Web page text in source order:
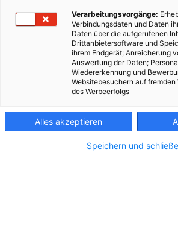
ENERGIEPOLITIK
Stickstoff – vom Nährstoff
11. JANUAR 2013 VON
Die Luft die wir atmen, besteht zu 78
Lebewesen vor. Ein Erwachsener mit
70…
Verarbeitungsvorgänge:
Verbindungsdaten und Daten
Daten über die aufgerufenen
Drittanbietersoftware und
ihrem Endgerät; Anreicherung
Auswertung der Daten;
Wiedererkennung und
Websitebesuchern auf fremden
des Werbeerfolgs
Alles akzeptieren
Speichern und